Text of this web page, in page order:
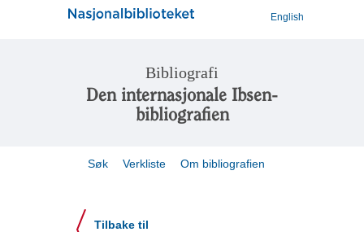
English
Bibliografi
Den internasjonale Ibsen-
bibliografien
Søk Verkliste Om bibliografien
Tilbake til